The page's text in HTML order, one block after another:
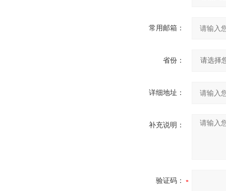
常用邮箱：
省份：
详细地址：
补充说明：
验证码：